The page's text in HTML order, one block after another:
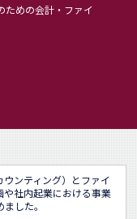
ための会計・ファイ
ンティング）とファイ
社内起業における事業
した。